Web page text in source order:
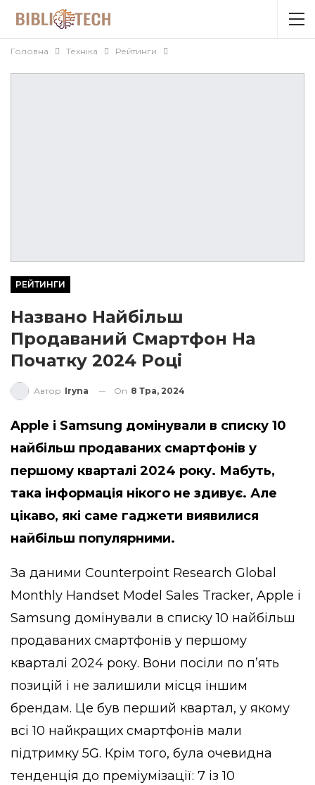
Головна Техніка Рейтинги
РЕЙТИНГИ
Названо Найбільш
Продаваний Смартфон На
Початку 2024 Році
Автор Iryna On 8 Тра, 2024
Apple і Samsung домінували в списку 10
найбільш продаваних смартфонів у
першому кварталі 2024 року. Мабуть,
така інформація нікого не здивує. Але
цікаво, які саме гаджети виявилися
найбільш популярними.
За даними Counterpoint Research Global
Monthly Handset Model Sales Tracker, Apple і
Samsung домінували в списку 10 найбільш
продаваних смартфонів у першому
кварталі 2024 року. Вони посіли по п’ять
позицій і не залишили місця іншим
брендам. Це був перший квартал, у якому
всі 10 найкращих смартфонів мали
підтримку 5G. Крім того, була очевидна
тенденція до преміумізації: 7 із 10